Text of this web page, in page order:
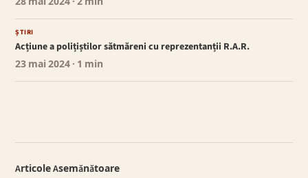
ȘTIRI
Acțiune a polițiștilor sătmăreni cu reprezentanții R.A.R.
23 mai 2024 · 1 min
Articole Asemănătoare